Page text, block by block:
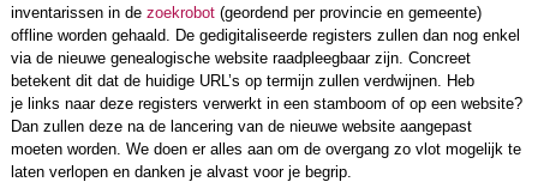
inventarissen in de zoekrobot(geordend per provincie en gemeente)
offline worden gehaald. De gedigitaliseerde registers zullen dan nog enkel
via de nieuwe genealogische website raadpleegbaar zijn. Concreet
betekent dit dat de huidige URL’s op termijn zullen verdwijnen. Heb
je links naar deze registers verwerkt in een stamboom of op een website?
Dan zullen deze na de lancering van de nieuwe website aangepast
moeten worden. We doen er alles aan om de overgang zo vlot mogelijk te
laten verlopen en danken je alvast voor je begrip.